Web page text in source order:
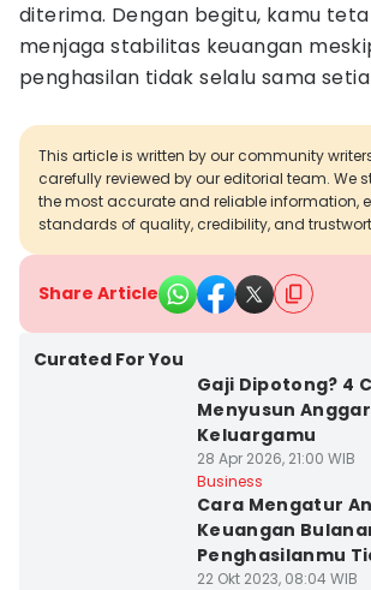
diterima. Dengan begitu, kamu
menjaga stabilitas keuangan
penghasilan tidak selalu sama
This article is written by our community
carefully reviewed by our editorial team. We
the most accurate and reliable information,
standards of quality, credibility, and
Share Article
Curated For You
Gaji Dipotong? 4
Menyusun
Keluargamu
28 Apr 2026, 21:00 WIB
Business
Cara Mengatur
Keuangan
Penghasilanmu
22 Okt 2023, 08:04 WIB